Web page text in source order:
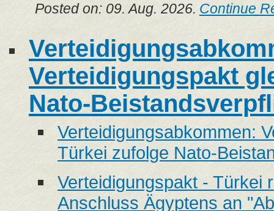
Posted on: 09. Aug. 2026. Continue
Verteidigungspakt
Nato-
Verteidigungsabkommen:
Türkei zufolge Nato-
Verteidigungspakt - Türkei
Anschluss Ägyptens an